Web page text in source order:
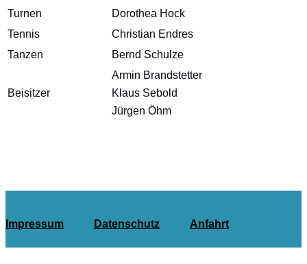
Turnen
Dorothea Hock
Tennis
Christian Endres
Tanzen
Bernd Schulze
Beisitzer
Armin Brandstetter
Klaus Sebold
Jürgen Öhm
Impressum Datenschutz Anfahrt